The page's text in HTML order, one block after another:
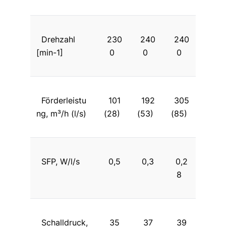
Drehzahl
[min-1]
230
0
240
0
240
0
Förderleistu
ng, m³/h (l/s)
101
(28)
192
(53)
305
(85)
SFP, W/l/s 0,5 0,3
0,2
8
Schalldruck,
35 37 39